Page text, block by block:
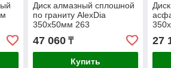
Диск алмазный сплошной
по граниту AlexDia
350х50мм 263
47 060₸
Купить
27